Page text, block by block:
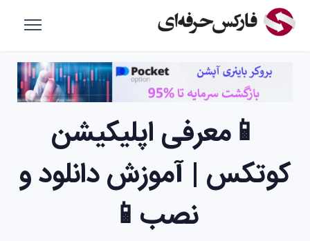
📱معرفی اپلیکیشن
کوتکس | آموزش دانلود و
نصب📱